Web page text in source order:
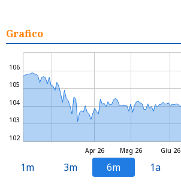
Grafico
Mag 26
Apr 26 Giu 26
102
103
104
105
106
1m 3m 6m 1a